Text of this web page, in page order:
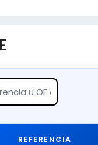
REFERENCIA